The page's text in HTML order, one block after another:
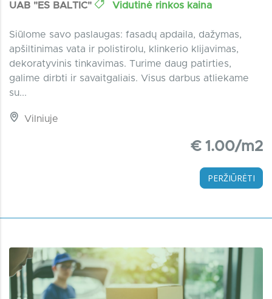
UAB "ES BALTIC" Vidutinė rinkos kaina
Siūlome savo paslaugas: fasadų apdaila, dažymas,
apšiltinimas vata ir polistirolu, klinkerio klijavimas,
dekoratyvinis tinkavimas. Turime daug patirties,
galime dirbti ir savaitgaliais. Visus darbus atliekame
su...
Vilniuje
€ 1.00/m2
PERŽIŪRĖTI